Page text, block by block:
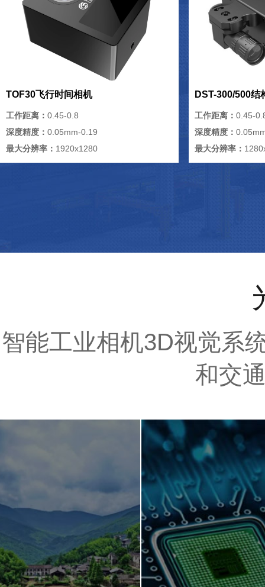
TOF30飞行时间相机
工作距离： 0.45-0.8
深度精度： 0.05mm-0.19
最大分辨率： 1920x1280
DST-300/500结
工作距离：0.45-
深度精度：
最大分辨率：
智能工业相机3D视觉系
和交